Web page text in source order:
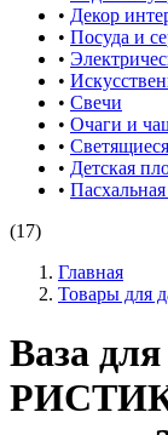
• Декор
• Посуда и
•
•
• Свечи
• Очаги и
•
• Детская
•
(17)
Главная
Товары для
Ваза